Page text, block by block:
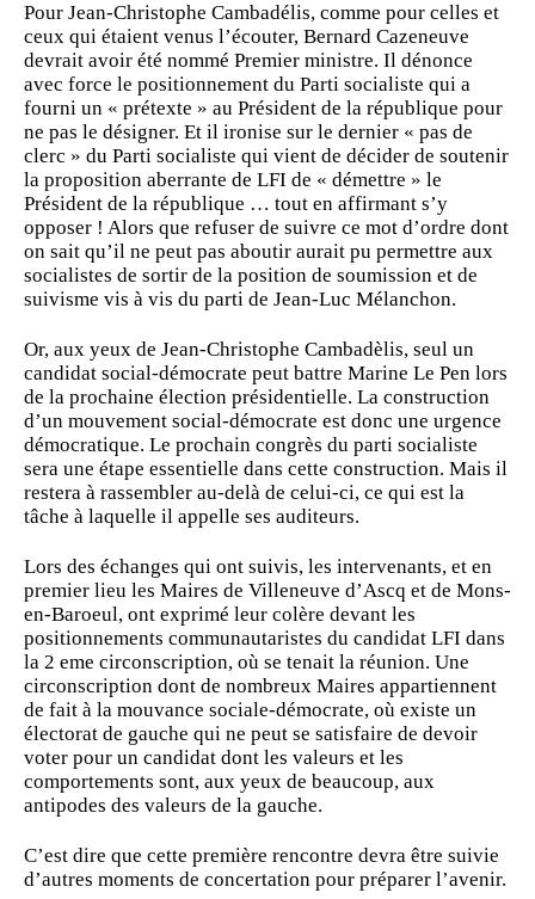
Pour Jean-Christophe Cambadélis, comme pour celles et
ceux qui étaient venus l’écouter, Bernard Cazeneuve
devrait avoir été nommé Premier ministre. Il dénonce
avec force le positionnement du Parti socialiste qui a
fourni un « prétexte » au Président de la république pour
ne pas le désigner. Et il ironise sur le dernier « pas de
clerc » du Parti socialiste qui vient de décider de soutenir
la proposition aberrante de LFI de « démettre » le
Président de la république … tout en affirmant s’y
opposer ! Alors que refuser de suivre ce mot d’ordre dont
on sait qu’il ne peut pas aboutir aurait pu permettre aux
socialistes de sortir de la position de soumission et de
suivisme vis à vis du parti de Jean-Luc Mélanchon.
Or, aux yeux de Jean-Christophe Cambadèlis, seul un
candidat social-démocrate peut battre Marine Le Pen lors
de la prochaine élection présidentielle. La construction
d’un mouvement social-démocrate est donc une urgence
démocratique. Le prochain congrès du parti socialiste
sera une étape essentielle dans cette construction. Mais il
restera à rassembler au-delà de celui-ci, ce qui est la
tâche à laquelle il appelle ses auditeurs.
Lors des échanges qui ont suivis, les intervenants, et en
premier lieu les Maires de Villeneuve d’Ascq et de Mons-
en-Baroeul, ont exprimé leur colère devant les
positionnements communautaristes du candidat LFI dans
la 2 eme circonscription, où se tenait la réunion. Une
circonscription dont de nombreux Maires appartiennent
de fait à la mouvance sociale-démocrate, où existe un
électorat de gauche qui ne peut se satisfaire de devoir
voter pour un candidat dont les valeurs et les
comportements sont, aux yeux de beaucoup, aux
antipodes des valeurs de la gauche.
C’est dire que cette première rencontre devra être suivie
d’autres moments de concertation pour préparer l’avenir.